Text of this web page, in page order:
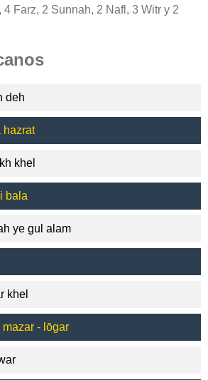
Farz, 2 Sunnah, 2 Nafl, 3 Witr y 2
deh
hazrat
khel
bala
ye gul alam
khel
- lōgar